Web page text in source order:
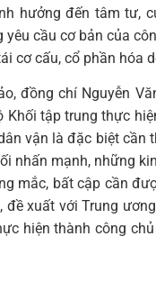
hưởng đến tâm tư,
yêu cầu cơ bản của
cơ cấu, cổ phần hóa
đồng chí Nguyễn
tập trung thực
vận là đặc biệt cần
nhấn mạnh, những
mắc, bất cập cần
đề xuất với Trung
hiện thành công